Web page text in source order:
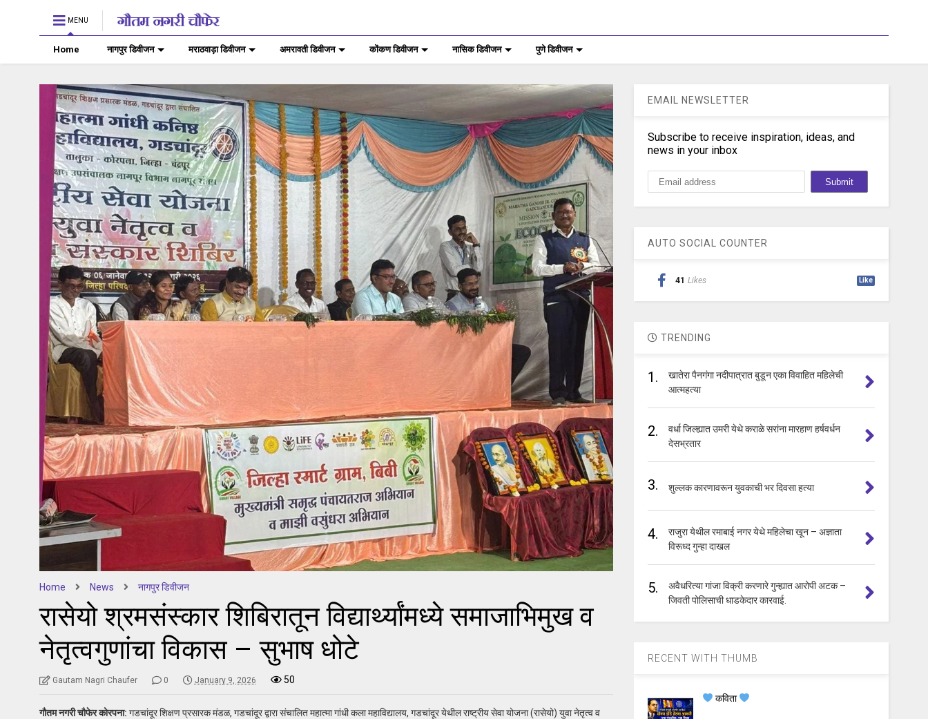
MENU
Home नागपुर डिवीजन मराठवाड़ा डिवीजन अमरावती डिवीजन कोंकण डिवीजन नासिक डिवीजन पुणे डिवीजन
Home News नागपुर डिवीजन
रासेयो श्रमसंस्कार शिबिरातून विद्यार्थ्यांमध्ये समाजाभिमुख व
नेतृत्वगुणांचा विकास – सुभाष धोटे
Gautam Nagri Chaufer 0 January 9, 2026 50
गौतम नगरी चौफेर कोरपना: गडचांदूर शिक्षण प्रसारक मंडळ, गडचांदूर द्वारा संचालित महात्मा गांधी कला महाविद्यालय, गडचांदूर येथील राष्ट्रीय सेवा योजना (रासेयो) युवा नेतृत्व व
EMAIL NEWSLETTER
Subscribe to receive inspiration, ideas, and
news in your inbox
AUTO SOCIAL COUNTER
41 Likes Like
TRENDING
1.
खातेरा पैनगंगा नदीपात्रात बुडून एका विवाहित महिलेची
आत्महत्या
2.
वर्धा जिल्ह्यात उमरी येथे कराळे सरांना मारहाण हर्षवर्धन
देसभ्रतार
3. शुल्लक कारणावरून युवकाची भर दिवसा हत्या
4.
राजुरा येथील रमाबाई नगर येथे महिलेचा खून – अज्ञाता
विरूध्द गुन्हा दाखल
5.
अवैधरित्या गांजा विक्री करणारे गुन्ह्यात आरोपी अटक –
जिवती पोलिसाची धाडकेदार कारवाई.
RECENT WITH THUMB
कविता